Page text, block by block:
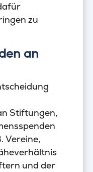
zu
an
Stiftungen,
Vereine,
und der